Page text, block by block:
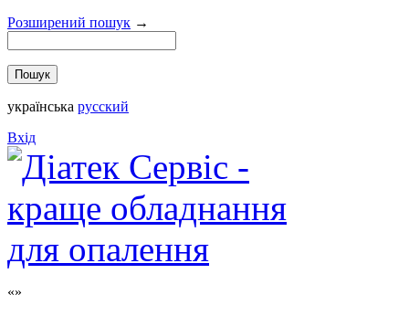
Розширений пошук →
українська русский
Вхід